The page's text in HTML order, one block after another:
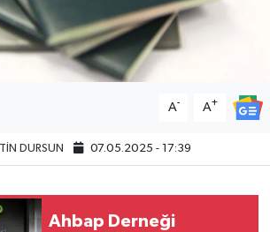
A- A+
DURSUN 07.05.2025 - 17:39
Ahbap Derneği